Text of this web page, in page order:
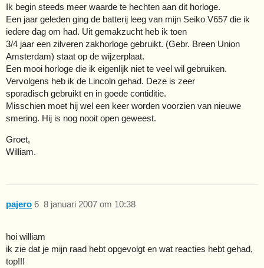
Ik begin steeds meer waarde te hechten aan dit horloge.
Een jaar geleden ging de batterij leeg van mijn Seiko V657 die ik
iedere dag om had. Uit gemakzucht heb ik toen
3/4 jaar een zilveren zakhorloge gebruikt. (Gebr. Breen Union
Amsterdam) staat op de wijzerplaat.
Een mooi horloge die ik eigenlijk niet te veel wil gebruiken.
Vervolgens heb ik de Lincoln gehad. Deze is zeer
sporadisch gebruikt en in goede contiditie.
Misschien moet hij wel een keer worden voorzien van nieuwe
smering. Hij is nog nooit open geweest.
Groet,
William.
pajero 8 januari 2007 om 10:38
6
hoi william
ik zie dat je mijn raad hebt opgevolgt en wat reacties hebt gehad,
top!!!